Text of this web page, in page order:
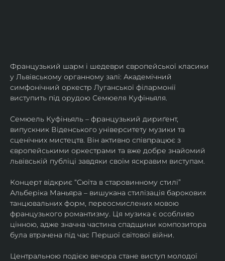
Французький шарм і шедеври європейської класики
у Львівському органному залі: Академічний
симфонічний оркестр Луганської філармонії
виступить під орудою Семюеля Куфіньяля.
Семюель Куфіньяль – французький дириґент,
випускник Віденського університету музики та
сценічних мистецтв. Він активно співпрацює з
європейськими оркестрами та вже добре знайомий
львівській публіці завдяки своїм яскравим виступам.
Концерт відкриє “Сюїта в старовинному стилі”
Альберіка Маньяра – вишукана стилізація барокових
танцювальних форм, переосмислених мовою
французького романтизму. Ця музика є особливо
цінною, адже значна частина спадщини композитора
була втрачена під час Першої світової війни.
Центральною подією вечора стане виступ молодої